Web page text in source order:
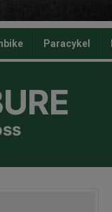
Paracykel